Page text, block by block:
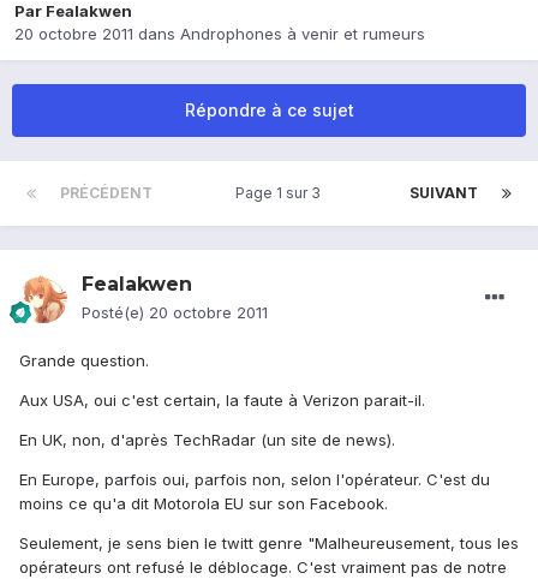
Par Fealakwen
20 octobre 2011 dans Androphones à venir et rumeurs
Répondre à ce sujet
PRÉCÉDENT SUIVANT
Page 1 sur 3
Fealakwen
Posté(e) 20 octobre 2011
Grande question.
Aux USA, oui c'est certain, la faute à Verizon parait-il.
En UK, non, d'après TechRadar (un site de news).
En Europe, parfois oui, parfois non, selon l'opérateur. C'est du
moins ce qu'a dit Motorola EU sur son Facebook.
Seulement, je sens bien le twitt genre "Malheureusement, tous les
opérateurs ont refusé le déblocage. C'est vraiment pas de notre